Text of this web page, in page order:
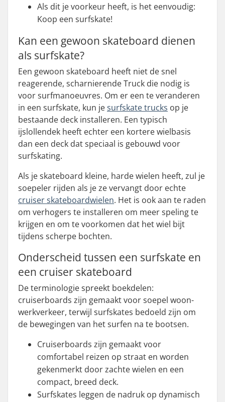
Als dit je voorkeur heeft, is het eenvoudig:
Koop een surfskate!
Kan een gewoon skateboard dienen
als surfskate?
Een gewoon skateboard heeft niet de snel
reagerende, scharnierende Truck die nodig is
voor surfmanoeuvres. Om er een te veranderen
in een surfskate, kun jesurfskate trucks op je
bestaande deck installeren. Een typisch
ijslollendek heeft echter een kortere wielbasis
dan een deck dat speciaal is gebouwd voor
surfskating.
Als je skateboard kleine, harde wielen heeft, zul je
soepeler rijden als je ze vervangt door echte
cruiser skateboardwielen. Het is ook aan te raden
om verhogers te installeren om meer speling te
krijgen en om te voorkomen dat het wiel bijt
tijdens scherpe bochten.
Onderscheid tussen een surfskate en
een cruiser skateboard
De terminologie spreekt boekdelen:
cruiserboards zijn gemaakt voor soepel woon-
werkverkeer, terwijl surfskates bedoeld zijn om
de bewegingen van het surfen na te bootsen.
Cruiserboards zijn gemaakt voor
comfortabel reizen op straat en worden
gekenmerkt door zachte wielen en een
compact, breed deck.
Surfskates leggen de nadruk op dynamisch